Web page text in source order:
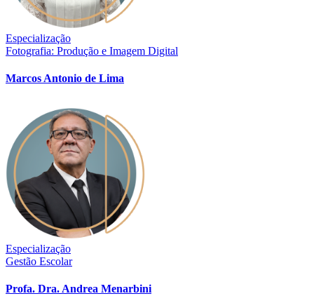
Especialização
Fotografia: Produção e Imagem Digital
Marcos Antonio de Lima
Especialização
Gestão Escolar
Profa. Dra. Andrea Menarbini